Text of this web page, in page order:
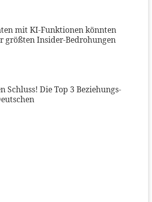
mit KI-Funktionen könnten
größten Insider-Bedrohungen
Schluss! Die Top 3 Beziehungs-